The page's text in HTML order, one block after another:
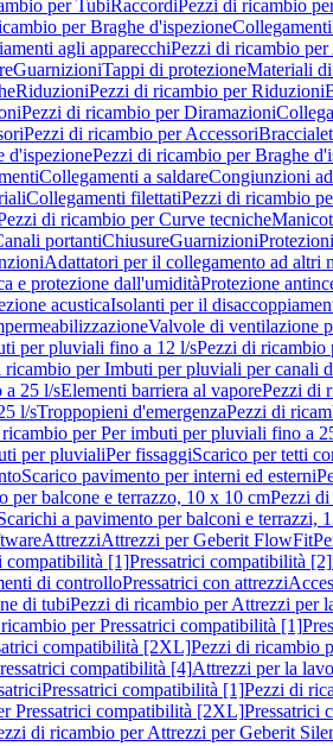
per TubiRaccordiPezzi di ricambio
per Braghe d'ispezioneCollegamenti
agli apparecchiPezzi di ricambio
GuarnizioniTappi di protezioneMateriali
RiduzioniPezzi di ricambio per Riduzioni
Pezzi di ricambio per Diramazioni
Pezzi di ricambio per Accessori
d'ispezionePezzi di ricambio per Braghe
Collegamenti a saldareCongiunzioni
Collegamenti filettatiPezzi di ricambio
di ricambio per Curve tecniche
portantiChiusureGuarnizioni
Adattatori per il collegamento ad altri
e protezione dall'umiditàProtezione
acusticaIsolanti per il
Valvole di ventilazione
per pluviali fino a 12 l/sPezzi di
ricambio per Imbuti per pluviali per canali
a 25 l/sElementi barriera al vaporePezzi di
l/sTroppopieni d'emergenzaPezzi di
per Per imbuti per pluviali fino a
per pluvialiPer fissaggiScarico per tetti
Scarico pavimento per interni ed esterni
per balcone e terrazzo, 10 x 10 cmPezzi
a pavimento per balconi e terrazzi,
AttrezziAttrezzi per Geberit FlowFit
compatibilità [1]Pressatrici compatibilità [2]
di controlloPressatrici con attrezzi
di tubiPezzi di ricambio per Attrezzi per
per Pressatrici compatibilità [1]
compatibilità [2XL]Pezzi di ricambio
compatibilità [4]Attrezzi per la
Pressatrici compatibilità [1]Pezzi di
Pressatrici compatibilità [2XL]Pressatrici
di ricambio per Attrezzi per Geberit